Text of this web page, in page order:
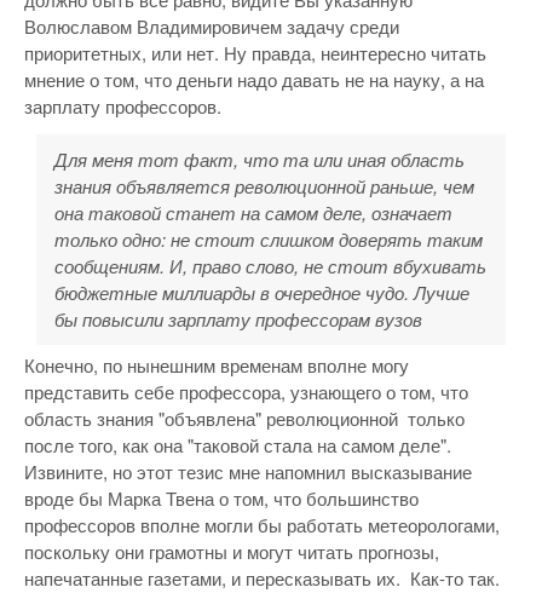
Волюславом Владимировичем задачу среди
приоритетных, или нет. Ну правда, неинтересно читать
мнение о том, что деньги надо давать не на науку, а на
зарплату профессоров.
Для меня тот факт, что та или иная область
знания объявляется революционной раньше, чем
она таковой станет на самом деле, означает
только одно: не стоит слишком доверять таким
сообщениям. И, право слово, не стоит вбухивать
бюджетные миллиарды в очередное чудо. Лучше
бы повысили зарплату профессорам вузов
Конечно, по нынешним временам вполне могу
представить себе профессора, узнающего о том, что
область знания "объявлена" революционной только
после того, как она "таковой стала на самом деле".
Извините, но этот тезис мне напомнил высказывание
вроде бы Марка Твена о том, что большинство
профессоров вполне могли бы работать метеорологами,
поскольку они грамотны и могут читать прогнозы,
напечатанные газетами, и пересказывать их. Как-то так.